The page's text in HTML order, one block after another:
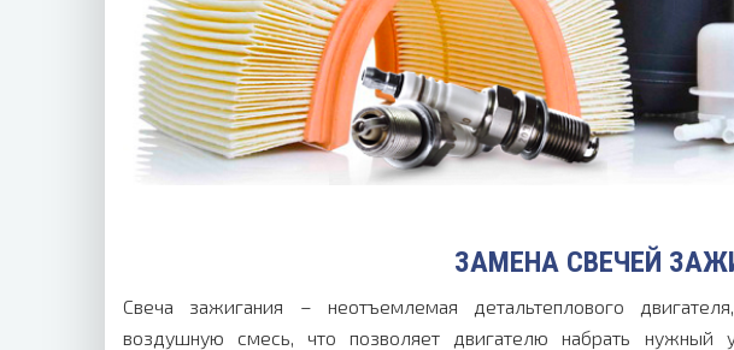
ЗАМЕНА СВЕЧЕЙ
Свеча зажигания – неотъемлемая детальтеплового
воздушную смесь, что позволяет двигателю набрать